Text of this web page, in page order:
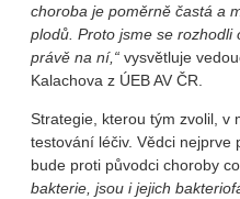
choroba je poměrně častá a
plodů. Proto jsme se
právě na ní,“ vysvětluje
Kalachova z ÚEB AV ČR.
Strategie, kterou tým zvolil, v
testování léčiv. Vědci nejprve
bude proti původci choroby
bakterie, jsou i jejich